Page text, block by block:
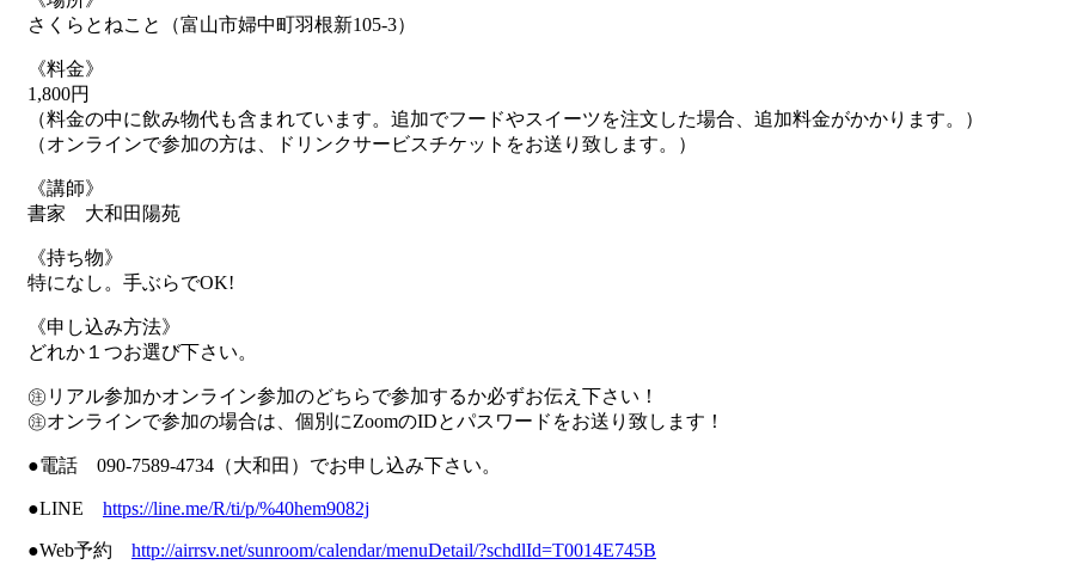
さくらとねこと（富山市婦中町羽根新105-3）
《料金》
1,800円
（料金の中に飲み物代も含まれています。追加でフードやスイーツを注文した場合、追加料金がかかります。）
（オンラインで参加の方は、ドリンクサービスチケットをお送り致します。）
《講師》
書家 大和田陽苑
《持ち物》
特になし。手ぶらでOK!
《申し込み方法》
どれか１つお選び下さい。
㊟リアル参加かオンライン参加のどちらで参加するか必ずお伝え下さい！
㊟オンラインで参加の場合は、個別にZoomのIDとパスワードをお送り致します！
●電話 090-7589-4734（大和田）でお申し込み下さい。
●LINE https://line.me/R/ti/p/%40hem9082j
●Web予約 http://airrsv.net/sunroom/calendar/menuDetail/?schdlId=T0014E745B